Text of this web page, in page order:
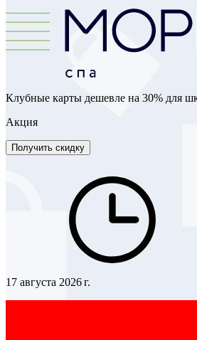
Клубные карты дешевле на 30% для
Акция
Получить скидку
17 августа 2026 г.